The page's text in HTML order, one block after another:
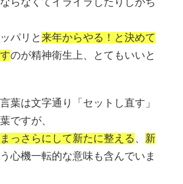
パリと来年からやる！と決めて
のが精神衛生上、とてもいいと
葉は文字通り「セットし直す」
ですが、
っさらにして新たに整える 、 新
心機一転的な意味も含んでいま